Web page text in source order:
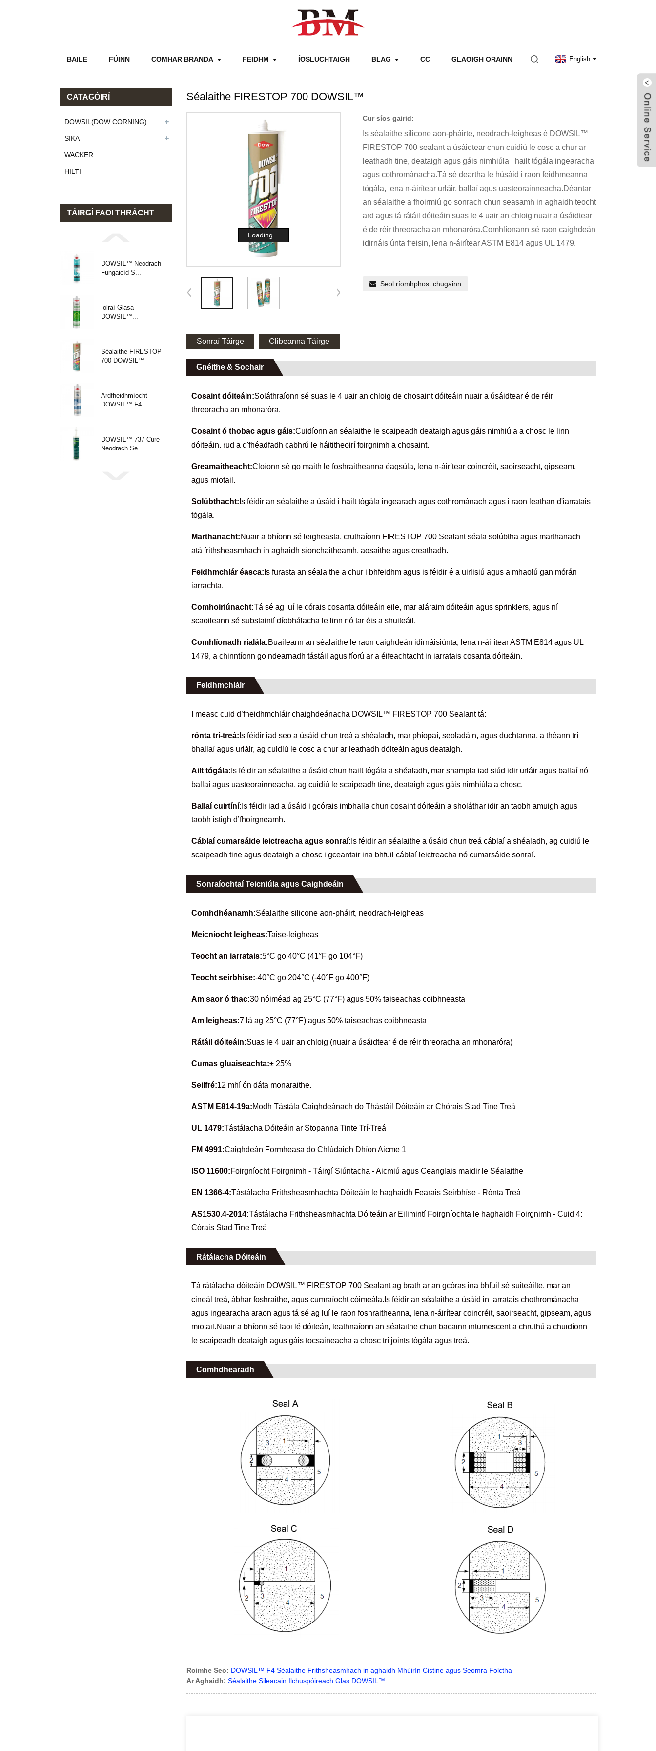
BAILE FÚINN COMHAR BRANDA FEIDHM ÍOSLUCHTAIGH BLAG CC GLAOIGH ORAINN English
CATAGÓIRÍ
DOWSIL(DOW CORNING)
SIKA
WACKER
HILTI
TÁIRGÍ FAOI THRÁCHT
DOWSIL™ Neodrach
Fungaicíd S...
Iolraí Glasa
DOWSIL™...
Séalaithe FIRESTOP
700 DOWSIL™
Ardfheidhmíocht
DOWSIL™ F4...
DOWSIL™ 737 Cure
Neodrach Se...
Séalaithe FIRESTOP 700 DOWSIL™
Loading...
Cur síos gairid:
Is séalaithe silicone aon-pháirte, neodrach-leigheas é DOWSIL™
FIRESTOP 700 sealant a úsáidtear chun cuidiú le cosc ​​a chur ar
leathadh tine, deataigh agus gáis nimhiúla i hailt tógála ingearacha
agus cothrománacha.Tá sé deartha le húsáid i raon feidhmeanna
tógála, lena n-áirítear urláir, ballaí agus uasteorainneacha.Déantar
an séalaithe a fhoirmiú go sonrach chun seasamh in aghaidh teocht
ard agus tá rátáil dóiteáin suas le 4 uair an chloig nuair a úsáidtear
é de réir threoracha an mhonaróra.Comhlíonann sé raon caighdeán
idirnáisiúnta freisin, lena n-áirítear ASTM E814 agus UL 1479.
Seol ríomhphost chugainn
Sonraí Táirge Clibeanna Táirge
Gnéithe & Sochair
Cosaint dóiteáin:Soláthraíonn sé suas le 4 uair an chloig de chosaint dóiteáin nuair a úsáidtear é de réir
threoracha an mhonaróra.
Cosaint ó thobac agus gáis:Cuidíonn an séalaithe le scaipeadh deataigh agus gáis nimhiúla a chosc le linn
dóiteáin, rud a d'fhéadfadh cabhrú le háititheoirí foirgnimh a chosaint.
Greamaitheacht:Cloíonn sé go maith le foshraitheanna éagsúla, lena n-áirítear coincréit, saoirseacht, gipseam,
agus miotail.
Solúbthacht: Is féidir an séalaithe a úsáid i hailt tógála ingearach agus cothrománach agus i raon leathan d'iarratais
tógála.
Marthanacht:Nuair a bhíonn sé leigheasta, cruthaíonn FIRESTOP 700 Sealant séala solúbtha agus marthanach
atá frithsheasmhach in aghaidh síonchaitheamh, aosaithe agus creathadh.
Feidhmchlár éasca: Is furasta an séalaithe a chur i bhfeidhm agus is féidir é a uirlisiú agus a mhaolú gan mórán
iarrachta.
Comhoiriúnacht:Tá sé ag luí le córais cosanta dóiteáin eile, mar aláraim dóiteáin agus sprinklers, agus ní
scaoileann sé substaintí díobhálacha le linn nó tar éis a shuiteáil.
Comhlíonadh rialála:Buaileann an séalaithe le raon caighdeán idirnáisiúnta, lena n-áirítear ASTM E814 agus UL
1479, a chinntíonn go ndearnadh tástáil agus fíorú ar a éifeachtacht in iarratais cosanta dóiteáin.
Feidhmchláir
I measc cuid d’fheidhmchláir chaighdeánacha DOWSIL™ FIRESTOP 700 Sealant tá:
rónta trí-treá: Is féidir iad seo a úsáid chun treá a shéaladh, mar phíopaí, seoladáin, agus duchtanna, a théann trí
bhallaí agus urláir, ag cuidiú le cosc ​​a chur ar leathadh dóiteáin agus deataigh.
Ailt tógála: Is féidir an séalaithe a úsáid chun hailt tógála a shéaladh, mar shampla iad siúd idir urláir agus ballaí nó
ballaí agus uasteorainneacha, ag cuidiú le scaipeadh tine, deataigh agus gáis nimhiúla a chosc.
Ballaí cuirtíní: Is féidir iad a úsáid i gcórais imbhalla chun cosaint dóiteáin a sholáthar idir an taobh amuigh agus
taobh istigh d’fhoirgneamh.
Cáblaí cumarsáide leictreacha agus sonraí: Is féidir an séalaithe a úsáid chun treá cáblaí a shéaladh, ag cuidiú le
scaipeadh tine agus deataigh a chosc i gceantair ina bhfuil cáblaí leictreacha nó cumarsáide sonraí.
Sonraíochtaí Teicniúla agus Caighdeáin
Comhdhéanamh:Séalaithe silicone aon-pháirt, neodrach-leigheas
Meicníocht leigheas:Taise-leigheas
Teocht an iarratais:5°C go 40°C (41°F go 104°F)
Teocht seirbhíse:-40°C go 204°C (-40°F go 400°F)
Am saor ó thac:30 nóiméad ag 25°C (77°F) agus 50% taiseachas coibhneasta
Am leigheas:7 lá ag 25°C (77°F) agus 50% taiseachas coibhneasta
Rátáil dóiteáin:Suas le 4 uair an chloig (nuair a úsáidtear é de réir threoracha an mhonaróra)
Cumas gluaiseachta:± 25%
Seilfré:12 mhí ón dáta monaraithe.
ASTM E814-19a:Modh Tástála Caighdeánach do Thástáil Dóiteáin ar Chórais Stad Tine Treá
UL 1479:Tástálacha Dóiteáin ar Stopanna Tinte Trí-Treá
FM 4991:Caighdeán Formheasa do Chlúdaigh Dhíon Aicme 1
ISO 11600:Foirgníocht Foirgnimh - Táirgí Siúntacha - Aicmiú agus Ceanglais maidir le Séalaithe
EN 1366-4:Tástálacha Frithsheasmhachta Dóiteáin le haghaidh Fearais Seirbhíse - Rónta Treá
AS1530.4-2014:Tástálacha Frithsheasmhachta Dóiteáin ar Eilimintí Foirgníochta le haghaidh Foirgnimh - Cuid 4:
Córais Stad Tine Treá
Rátálacha Dóiteáin
Tá rátálacha dóiteáin DOWSIL™ FIRESTOP 700 Sealant ag brath ar an gcóras ina bhfuil sé suiteáilte, mar an
cineál treá, ábhar foshraithe, agus cumraíocht cóimeála.Is féidir an séalaithe a úsáid in iarratais chothrománacha
agus ingearacha araon agus tá sé ag luí le raon foshraitheanna, lena n-áirítear coincréit, saoirseacht, gipseam, agus
miotail.Nuair a bhíonn sé faoi lé dóiteán, leathnaíonn an séalaithe chun bacainn intumescent a chruthú a chuidíonn
le scaipeadh deataigh agus gáis tocsaineacha a chosc trí joints tógála agus treá.
Comhdhearadh
Roimhe Seo: DOWSIL™ F4 Séalaithe Frithsheasmhach in aghaidh Mhúirín Cistine agus Seomra Folctha
Ar Aghaidh: Séalaithe Sileacain Ilchuspóireach Glas DOWSIL™